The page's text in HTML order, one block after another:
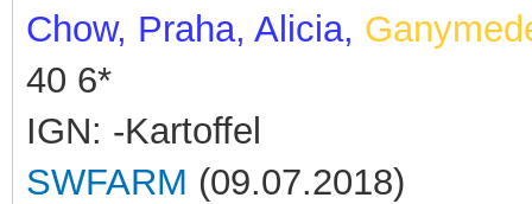
Chow, Praha, Alicia,
40 6*
IGN: -Kartoffel
SWFARM (09.07.2018)